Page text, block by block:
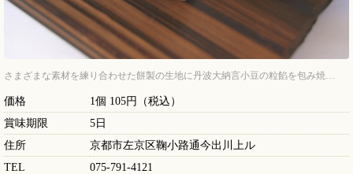
さまざまな素材を練り合わせた餅製の生地に丹波大納言小豆の粒餡を包み焼…
価格
1個 105円（税込）
賞味期限
5日
住所
京都市左京区鞠小路通今出川上ル
TEL
075-791-4121